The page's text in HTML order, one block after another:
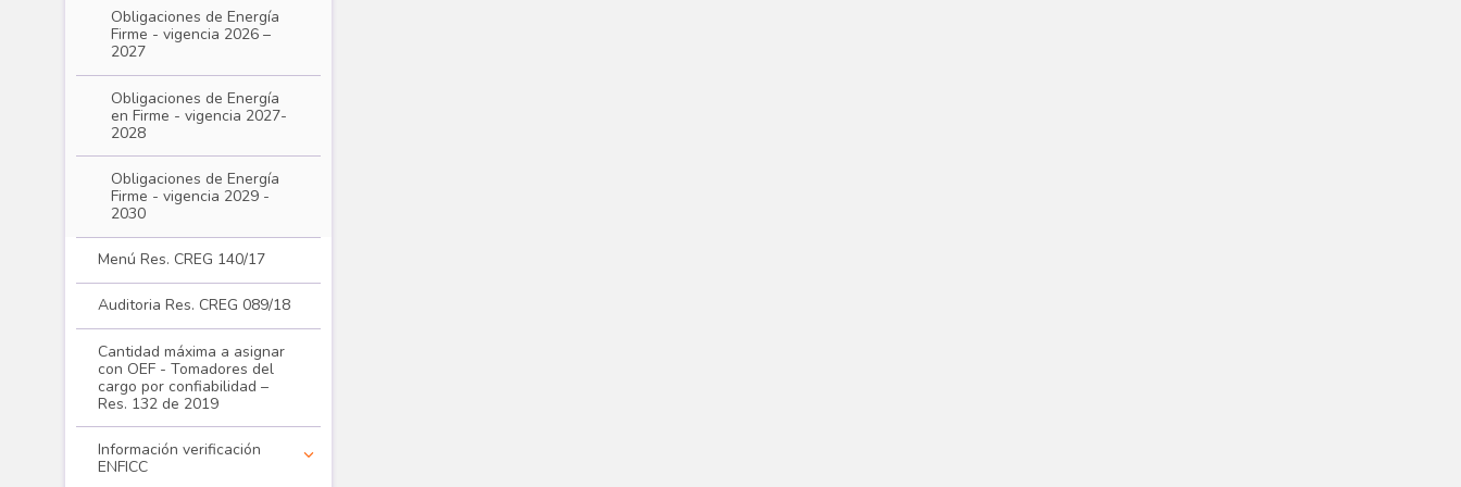
Obligaciones de Energía
Firme - vigencia 2026 –
2027
Obligaciones de Energía
en Firme - vigencia 2027-
2028
Obligaciones de Energía
Firme - vigencia 2029 -
2030
Menú Res. CREG 140/17
Auditoria Res. CREG 089/18
Cantidad máxima a asignar
con OEF - Tomadores del
cargo por confiabilidad –
Res. 132 de 2019
Información verificación
ENFICC